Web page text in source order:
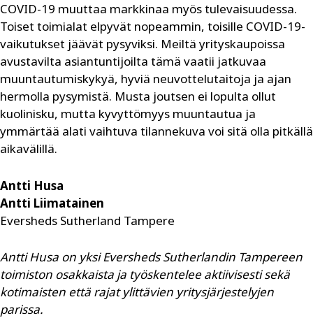
COVID-19 muuttaa markkinaa myös tulevaisuudessa.
Toiset toimialat elpyvät nopeammin, toisille COVID-19-
vaikutukset jäävät pysyviksi. Meiltä yrityskaupoissa
avustavilta asiantuntijoilta tämä vaatii jatkuvaa
muuntautumiskykyä, hyviä neuvottelutaitoja ja ajan
hermolla pysymistä. Musta joutsen ei lopulta ollut
kuolinisku, mutta kyvyttömyys muuntautua ja
ymmärtää alati vaihtuva tilannekuva voi sitä olla pitkällä
aikavälillä.
Antti Husa
Antti Liimatainen
Eversheds Sutherland Tampere
Antti Husa on yksi Eversheds Sutherlandin Tampereen
toimiston osakkaista ja työskentelee aktiivisesti sekä
kotimaisten että rajat ylittävien yritysjärjestelyjen
parissa.